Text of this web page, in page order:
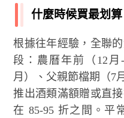
什麼時候買最划算
根據往年經驗，全聯
段：農曆年前（12
月）、父親節檔期（7
推出酒類滿額贈或直
在 85-95 折之間。平